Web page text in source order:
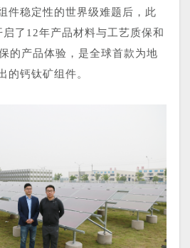
件稳定性的世界级难题后，此
了12年产品材料与工艺质保和
的产品体验，是全球首款为地
的钙钛矿组件。